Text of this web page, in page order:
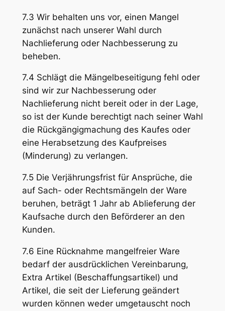
7.3 Wir behalten uns vor, einen Mangel
zunächst nach unserer Wahl durch
Nachlieferung oder Nachbesserung zu
beheben.
7.4 Schlägt die Mängelbeseitigung fehl oder
sind wir zur Nachbesserung oder
Nachlieferung nicht bereit oder in der Lage,
so ist der Kunde berechtigt nach seiner Wahl
die Rückgängigmachung des Kaufes oder
eine Herabsetzung des Kaufpreises
(Minderung) zu verlangen.
7.5 Die Verjährungsfrist für Ansprüche, die
auf Sach- oder Rechtsmängeln der Ware
beruhen, beträgt 1 Jahr ab Ablieferung der
Kaufsache durch den Beförderer an den
Kunden.
7.6 Eine Rücknahme mangelfreier Ware
bedarf der ausdrücklichen Vereinbarung,
Extra Artikel (Beschaffungsartikel) und
Artikel, die seit der Lieferung geändert
wurden können weder umgetauscht noch